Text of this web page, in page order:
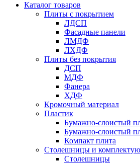
Каталог товаров
Плиты с покрытием
ЛДСП
Фасадные панели
ЛМДФ
ЛХДФ
Плиты без покрытия
ДСП
МДФ
Фанера
ХДФ
Кромочный материал
Пластик
Бумажно-слоистый
Бумажно-слоистый
Компакт плита
Столешницы и
Столешницы